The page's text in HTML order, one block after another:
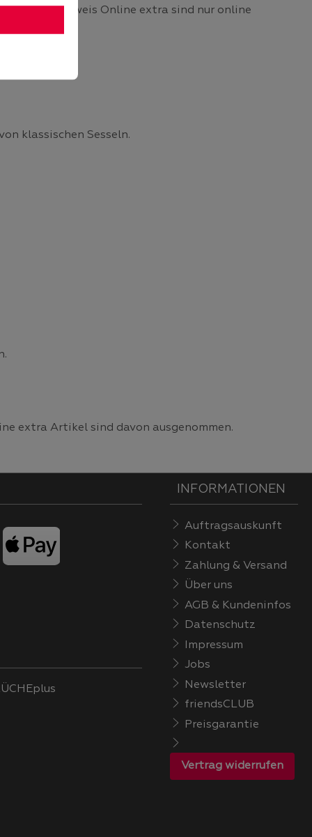
dem Hinweis Online extra sind nur online
klassischen Sesseln.
extra Artikel sind davon ausgenommen.
INFORMATIONEN
Auftragsauskunft
Kontakt
Zahlung & Versand
Über uns
AGB & Kundeninfos
Datenschutz
Impressum
Jobs
Newsletter
friendsCLUB
Preisgarantie